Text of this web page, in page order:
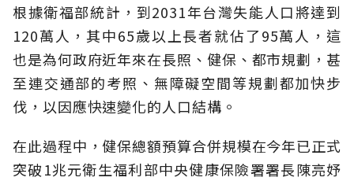
根據衛福部統計，到2031年台灣失能人口將達到
120萬人，其中65歲以上長者就佔了95萬人，這
也是為何政府近年來在長照、健保、都市規劃，甚
至連交通部的考照、無障礙空間等規劃都加快步
伐，以因應快速變化的人口結構。
在此過程中，健保總額預算合併規模在今年已正式
突破1兆元衛生福利部中央健康保險署署長陳亮妤